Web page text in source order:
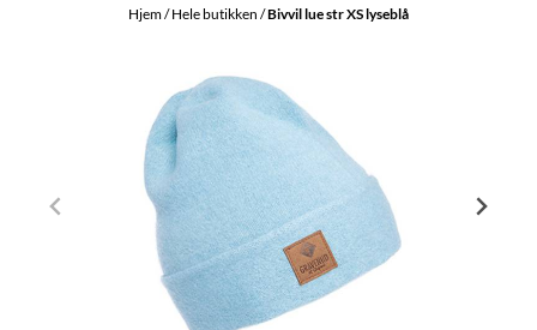
Hjem/Hele butikken /Bivvil lue str XS lyseblå